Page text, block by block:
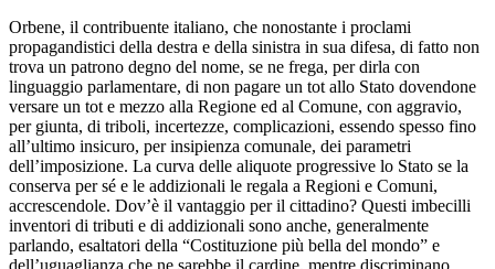
Orbene, il contribuente italiano, che nonostante i proclami
propagandistici della destra e della sinistra in sua difesa, di fatto non
trova un patrono degno del nome, se ne frega, per dirla con
linguaggio parlamentare, di non pagare un tot allo Stato dovendone
versare un tot e mezzo alla Regione ed al Comune, con aggravio,
per giunta, di triboli, incertezze, complicazioni, essendo spesso fino
all’ultimo insicuro, per insipienza comunale, dei parametri
dell’imposizione. La curva delle aliquote progressive lo Stato se la
conserva per sé e le addizionali le regala a Regioni e Comuni,
accrescendole. Dov’è il vantaggio per il cittadino? Questi imbecilli
inventori di tributi e di addizionali sono anche, generalmente
parlando, esaltatori della “Costituzione più bella del mondo” e
dell’uguaglianza che ne sarebbe il cardine, mentre discriminano